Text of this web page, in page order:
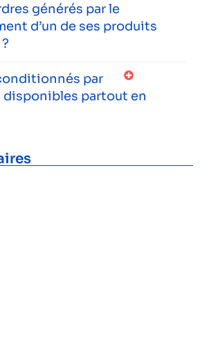
générés par le
d’un de ses produits
par
partout en